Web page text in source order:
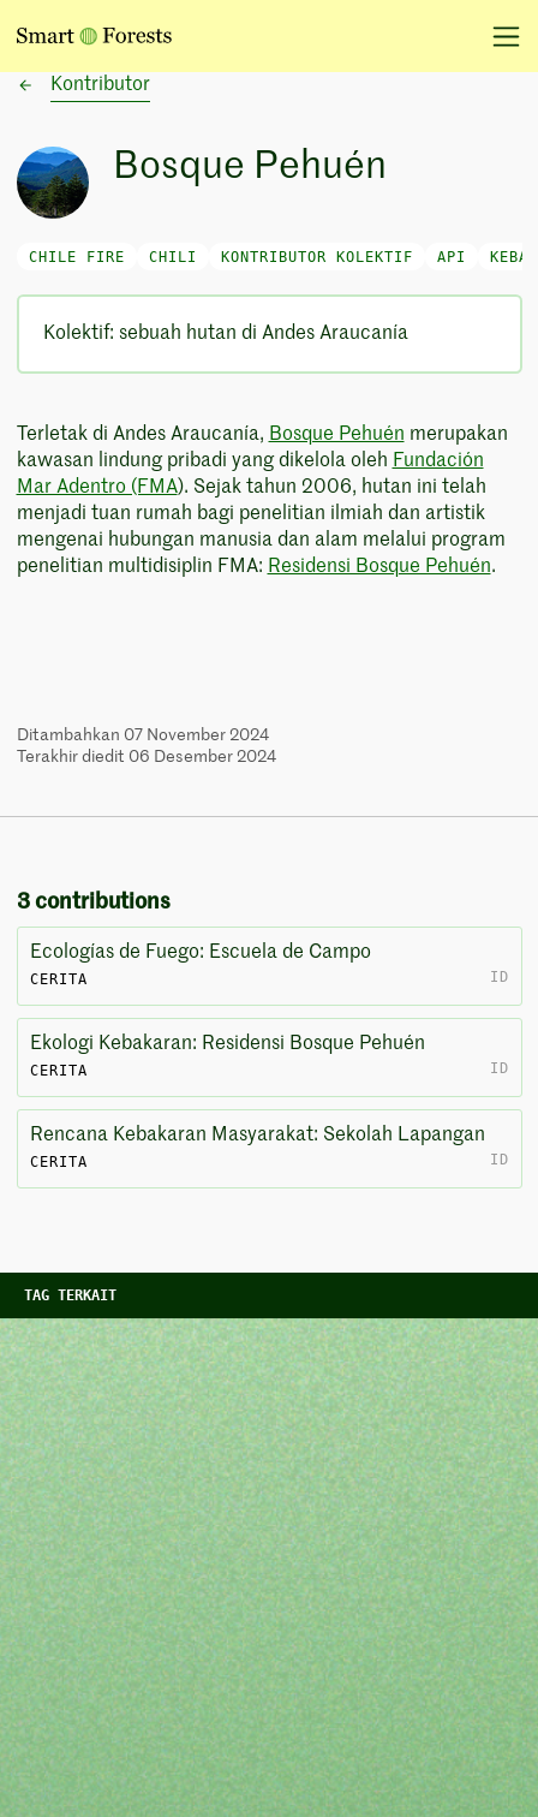
Kontributor
Bosque Pehuén
CHILE FIRE CHILI KONTRIBUTOR KOLEKTIF API
Kolektif: sebuah hutan di Andes Araucanía
Terletak di Andes Araucanía, Bosque Pehuén merupakan
kawasan lindung pribadi yang dikelola oleh Fundación
Mar Adentro (FMA). Sejak tahun 2006, hutan ini telah
menjadi tuan rumah bagi penelitian ilmiah dan artistik
mengenai hubungan manusia dan alam melalui program
penelitian multidisiplin FMA: Residensi Bosque Pehuén.
Ditambahkan 07 November 2024
Terakhir diedit 06 Desember 2024
3 contributions
Ecologías de Fuego: Escuela de Campo
CERITA ID
Ekologi Kebakaran: Residensi Bosque Pehuén
CERITA ID
Rencana Kebakaran Masyarakat: Sekolah Lapangan
CERITA ID
TAG TERKAIT